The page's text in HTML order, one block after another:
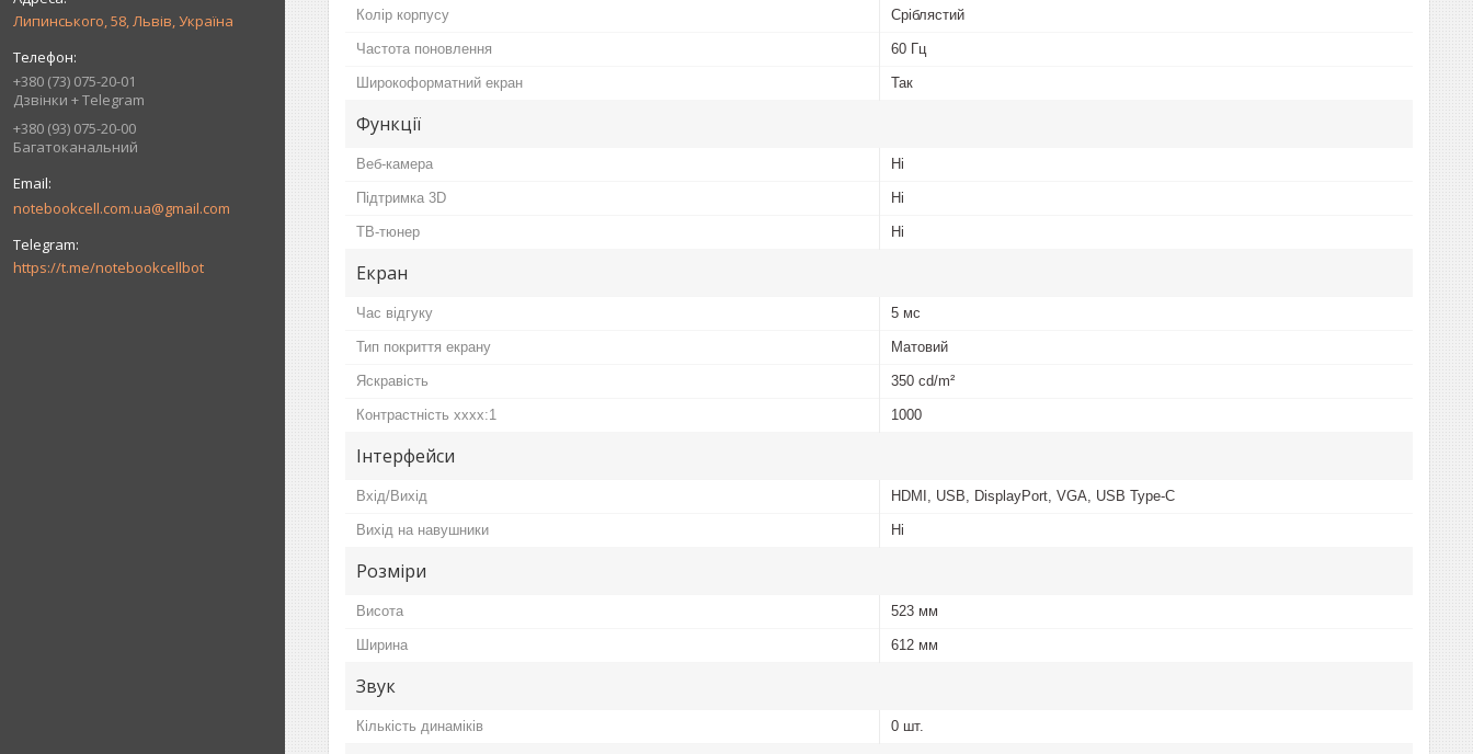
Липинського, 58, Львів, Україна
+380 (73) 075-20-01
Дзвінки + Telegram
+380 (93) 075-20-00
Багатоканальний
notebookcell.com.ua@gmail.com
https://t.me/notebookcellbot
Колір корпусу Сріблястий
Частота поновлення 60 Гц
Широкоформатний екран Так
Функції
Веб-камера Ні
Підтримка 3D Ні
ТВ-тюнер Ні
Екран
Час відгуку 5 мс
Тип покриття екрану Матовий
Яскравість 350 cd/m²
Контрастність хххх:1 1000
Інтерфейси
Вхід/Вихід HDMI, USB, DisplayPort, VGA, USB Type-C
Вихід на навушники Ні
Розміри
Висота 523 мм
Ширина 612 мм
Звук
Кількість динаміків 0 шт.